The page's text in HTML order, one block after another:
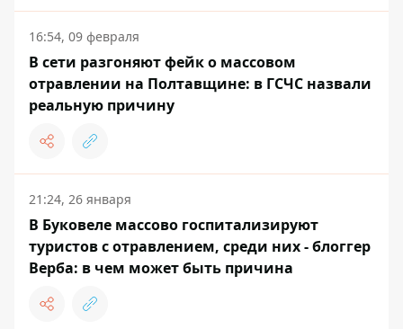
16:54, 09 февраля
В сети разгоняют фейк о массовом
отравлении на Полтавщине: в ГСЧС назвали
реальную причину
21:24, 26 января
В Буковеле массово госпитализируют
туристов с отравлением, среди них - блоггер
Верба: в чем может быть причина